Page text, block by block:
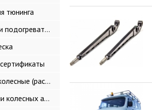
тюнинга
Отопители и подогреватели
Проставки колесные (расширители колеи)
Расширители колесных арок и брызговики